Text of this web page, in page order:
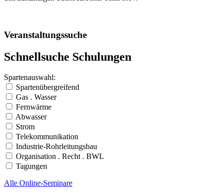
Veranstaltungssuche
Schnellsuche Schulungen
Spartenauswahl:
Spartenübergreifend
Gas . Wasser
Fernwärme
Abwasser
Strom
Telekommunikation
Industrie-Rohrleitungsbau
Organisation . Recht . BWL
Tagungen
Alle Online-Seminare